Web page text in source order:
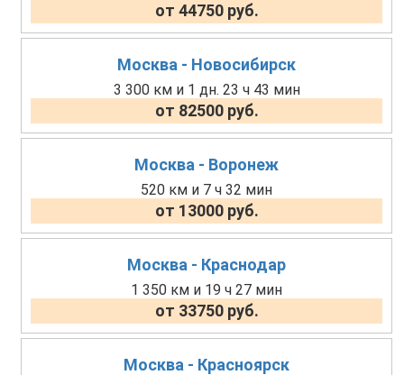
от 44750 руб.
Москва - Новосибирск
3 300 км и 1 дн. 23 ч 43 мин
от 82500 руб.
Москва - Воронеж
520 км и 7 ч 32 мин
от 13000 руб.
Москва - Краснодар
1 350 км и 19 ч 27 мин
от 33750 руб.
Москва - Красноярск